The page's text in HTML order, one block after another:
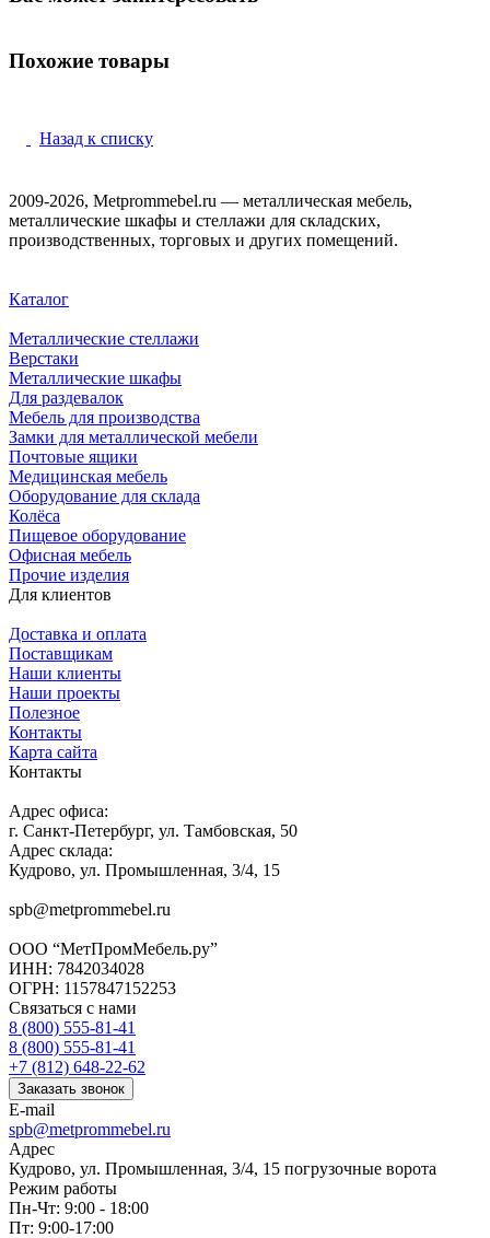
Похожие товары
Назад к списку
2009-2026, Metprommebel.ru — металлическая мебель,
металлические шкафы и стеллажи для складских,
производственных, торговых и других помещений.
Каталог
Металлические стеллажи
Верстаки
Металлические шкафы
Для раздевалок
Мебель для производства
Замки для металлической мебели
Почтовые ящики
Медицинская мебель
Оборудование для склада
Колёса
Пищевое оборудование
Офисная мебель
Прочие изделия
Для клиентов
Доставка и оплата
Поставщикам
Наши клиенты
Наши проекты
Полезное
Контакты
Карта сайта
Контакты
Адрес офиса:
г. Санкт-Петербург, ул. Тамбовская, 50
Адрес склада:
Кудрово, ул. Промышленная, 3/4, 15
spb@metprommebel.ru
ООО “МетПромМебель.ру”
ИНН: 7842034028
ОГРН: 1157847152253
Связаться с нами
8 (800) 555-81-41
8 (800) 555-81-41
+7 (812) 648-22-62
Заказать звонок
E-mail
spb@metprommebel.ru
Адрес
Кудрово, ул. Промышленная, 3/4, 15 погрузочные ворота
Режим работы
Пн-Чт: 9:00 - 18:00
Пт: 9:00-17:00